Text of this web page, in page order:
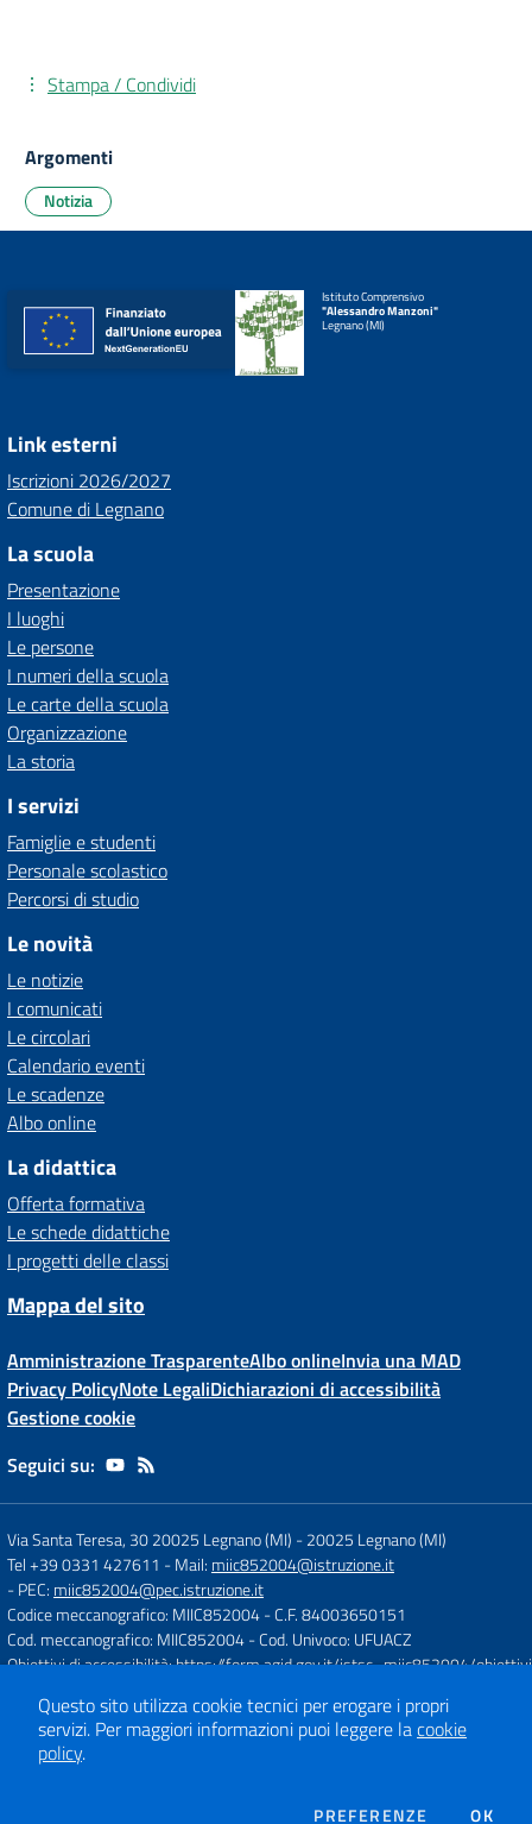
Stampa / Condividi
Argomenti
Notizia
Istituto Comprensivo
"Alessandro Manzoni"
Legnano (MI)
Link esterni
Iscrizioni 2026/2027
Comune di Legnano
La scuola
Presentazione
I luoghi
Le persone
I numeri della scuola
Le carte della scuola
Organizzazione
La storia
I servizi
Famiglie e studenti
Personale scolastico
Percorsi di studio
Le novità
Le notizie
I comunicati
Le circolari
Calendario eventi
Le scadenze
Albo online
La didattica
Offerta formativa
Le schede didattiche
I progetti delle classi
Mappa del sito
Amministrazione TrasparenteAlbo onlineInvia una MAD
Privacy PolicyNote LegaliDichiarazioni di accessibilità
Gestione cookie
Seguici su:
Via Santa Teresa, 30 20025 Legnano (MI) -20025 Legnano (MI)
Tel +39 0331 427611 - Mail: miic852004@istruzione.it
- PEC: miic852004@pec.istruzione.it
Codice meccanografico: MIIC852004- C.F. 84003650151
Cod. meccanografico: MIIC852004- Cod. Univoco: UFUACZ
Obiettivi di accessibilità:https://form.agid.gov.it/istsc_miic852004/obiettivi
Concept & Design by
Designers Italia
Questo sito utilizza cookie tecnici per erogare i propri
servizi. Per maggiori informazioni puoi leggere lacookie
policy.
PREFERENZE DEI COOKIE
OK